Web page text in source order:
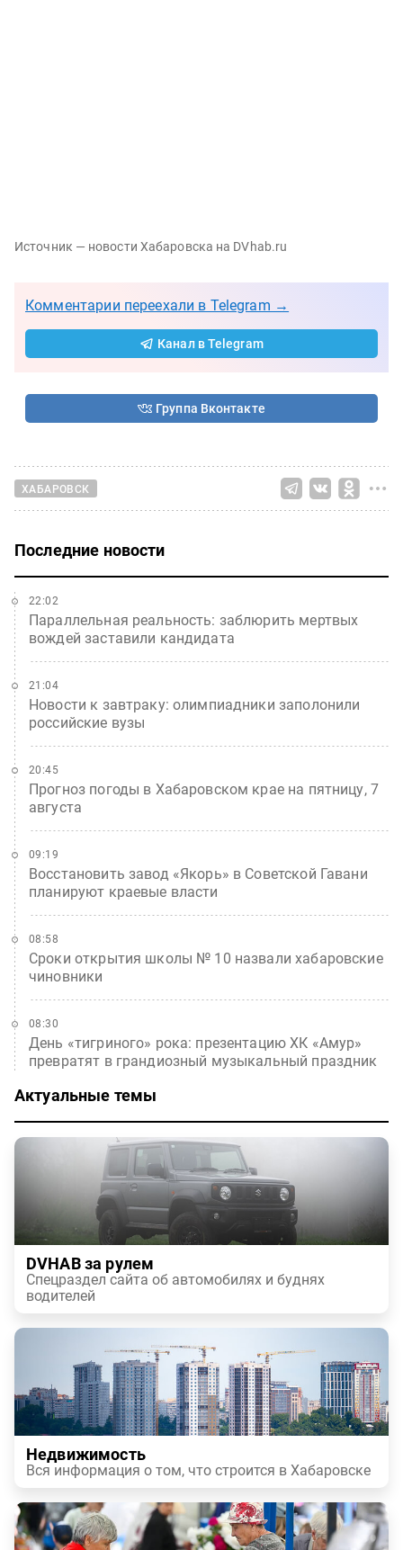
Источник — новости Хабаровска на DVhab.ru
Комментарии переехали в Telegram →
Канал в Telegram
Группа Вконтакте
ХАБАРОВСК
Последние новости
Параллельная реальность: заблюрить мертвых
вождей заставили кандидата
22:02
Новости к завтраку: олимпиадники заполонили
российские вузы
21:04
Прогноз погоды в Хабаровском крае на пятницу, 7
августа
20:45
Восстановить завод «Якорь» в Советской Гавани
планируют краевые власти
09:19
Сроки открытия школы № 10 назвали хабаровские
чиновники
08:58
День «тигриного» рока: презентацию ХК «Амур»
превратят в грандиозный музыкальный праздник
08:30
Актуальные темы
DVHAB за рулем
Спецраздел сайта об автомобилях и буднях
водителей
Недвижимость
Вся информация о том, что строится в Хабаровске